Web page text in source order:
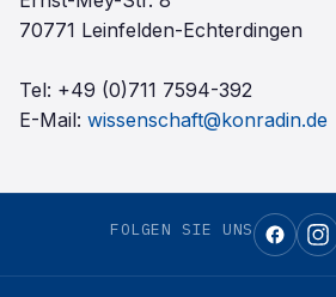
70771 Leinfelden-Echterdingen
Tel: +49 (0)711 7594-392
E-Mail: wissenschaft@konradin.de
FOLGEN SIE UNS